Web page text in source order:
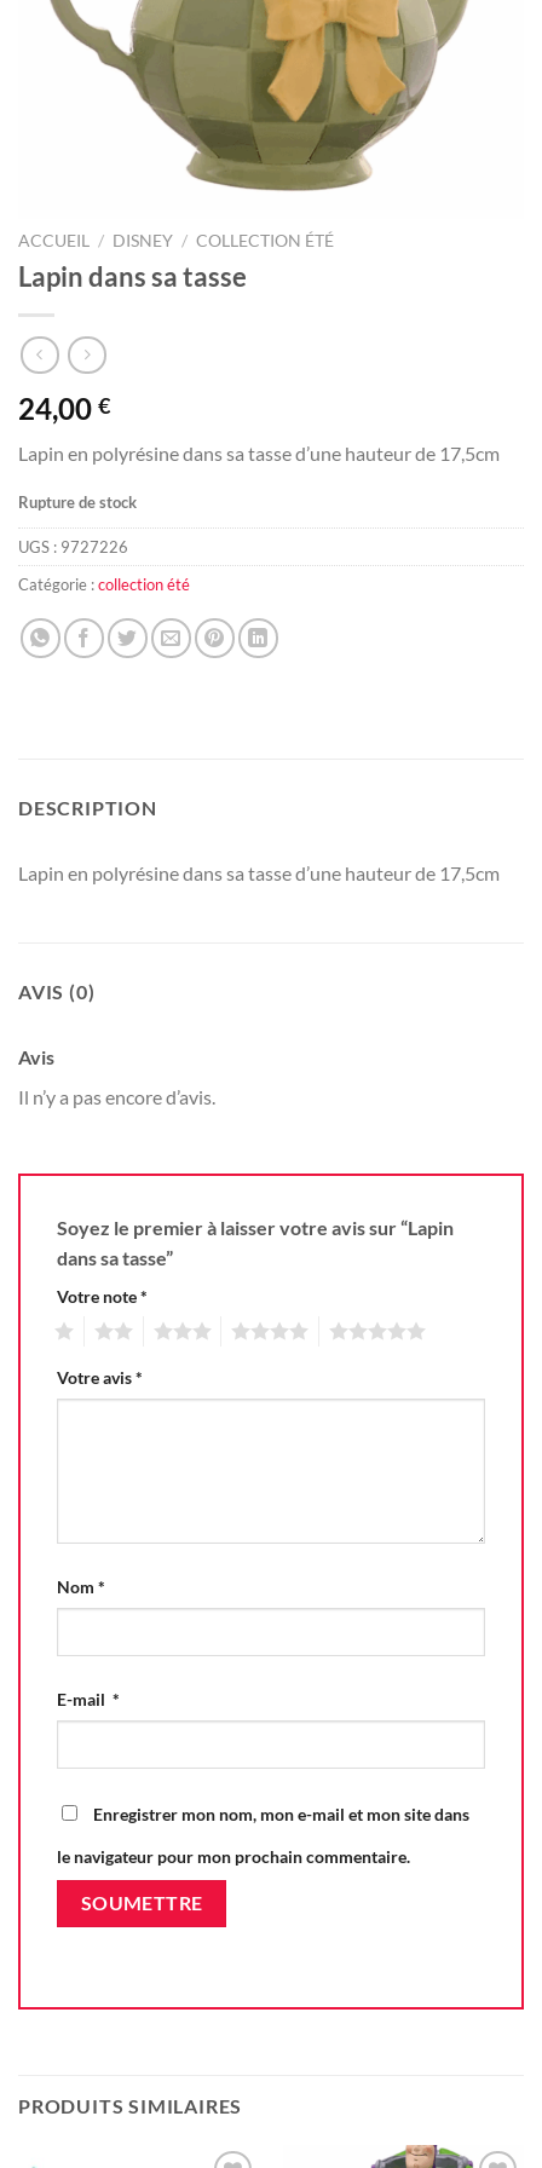
ACCUEIL / DISNEY / COLLECTION ÉTÉ
Lapin dans sa tasse
24,00 €
Lapin en polyrésine dans sa tasse d’une hauteur de 17,5cm
Rupture de stock
UGS : 9727226
Catégorie :collection été
DESCRIPTION
Lapin en polyrésine dans sa tasse d’une hauteur de 17,5cm
AVIS (0)
Avis
Il n’y a pas encore d’avis.
Soyez le premier à laisser votre avis sur “Lapin
dans sa tasse”
Votre note*
Votre avis*
Nom *
E-mail *
Enregistrer mon nom, mon e-mail et mon site dans
le navigateur pour mon prochain commentaire.
PRODUITS SIMILAIRES